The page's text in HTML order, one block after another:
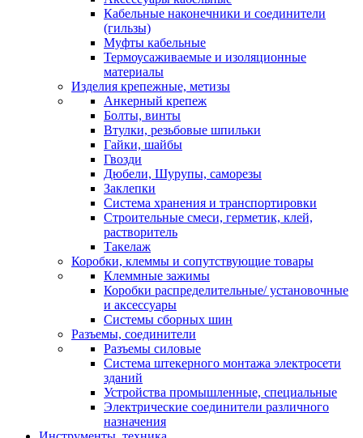
Кабельные наконечники и соединители
(гильзы)
Муфты кабельные
Термоусаживаемые и изоляционные
материалы
Изделия крепежные, метизы
Анкерный крепеж
Болты, винты
Втулки, резьбовые шпильки
Гайки, шайбы
Гвозди
Дюбели, Шурупы, саморезы
Заклепки
Система хранения и транспортировки
Строительные смеси, герметик, клей,
растворитель
Такелаж
Коробки, клеммы и сопутствующие товары
Клеммные зажимы
Коробки распределительные/ установочные
и аксессуары
Системы сборных шин
Разъемы, соединители
Разъемы силовые
Система штекерного монтажа электросети
зданий
Устройства промышленные, специальные
Электрические соединители различного
назначения